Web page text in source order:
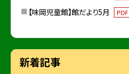
【味岡児童館】館だより5月 PDF
新着記事